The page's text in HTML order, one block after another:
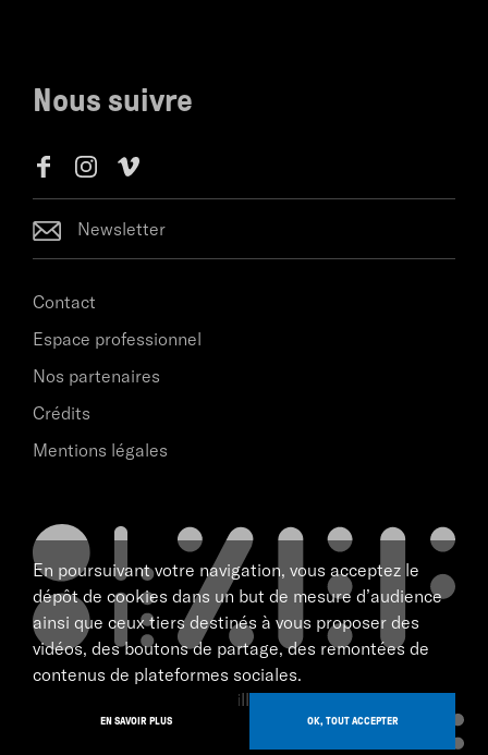
Nous suivre
Newsletter
Contact
Espace professionnel
Nos partenaires
Crédits
Mentions légales
scène nationale de Marseille
tous droits réservé 2026
En poursuivant votre navigation, vous acceptez le
dépôt de cookies dans un but de mesure d’audience
ainsi que ceux tiers destinés à vous proposer des
vidéos, des boutons de partage, des remontées de
contenus de plateformes sociales.
EN SAVOIR PLUS OK, TOUT ACCEPTER